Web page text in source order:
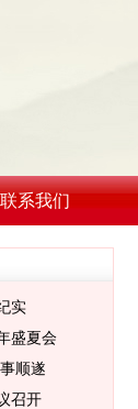
联系我们
实
盛夏会
顺遂
召开